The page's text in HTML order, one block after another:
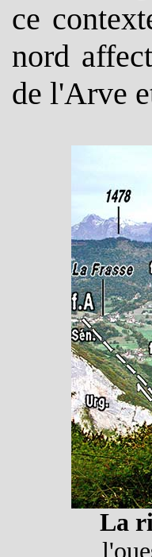
ce
nord
de l'Arve
La